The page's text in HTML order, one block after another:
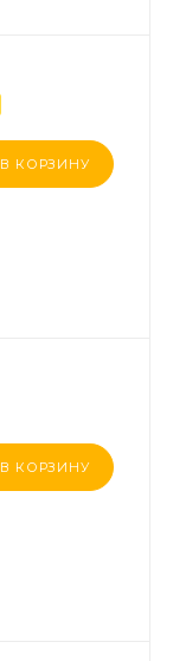
В КОРЗИНУ
В КОРЗИНУ